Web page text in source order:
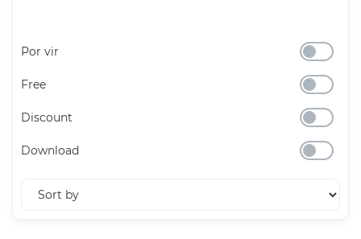
Por vir
Free
Discount
Download